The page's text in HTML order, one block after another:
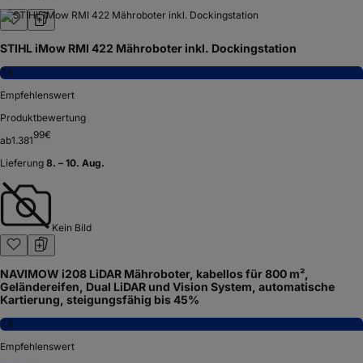
STIHL iMow RMI 422 Mähroboter inkl. Dockingstation
7,6
Empfehlenswert
Produktbewertung
ab1.38199€
Lieferung 8. – 10. Aug.
Kein Bild
NAVIMOW i208 LiDAR Mähroboter, kabellos für 800 m²,
Geländereifen, Dual LiDAR und Vision System, automatische
Kartierung, steigungsfähig bis 45%
7,8
Empfehlenswert